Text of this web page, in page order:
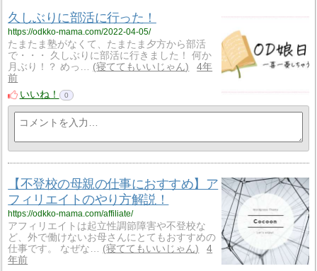
久しぶりに部活に行った！
https://odkko-mama.com/2022-04-05/
たまたま塾がなくて、たまたま夕方から部活
で・・・ 久しぶりに部活に行きました！ 何か
月ぶり！？ めっ…
寝ててもいいじゃん
4年
前
いいね！
0
【不登校の母親の仕事におすすめ】ア
フィリエイトのやり方解説！
https://odkko-mama.com/affiliate/
アフィリエイトは起立性調節障害や不登校な
ど、外で働けないお母さんにとてもおすすめの
仕事です。 なぜな…
寝ててもいいじゃん
4
年前